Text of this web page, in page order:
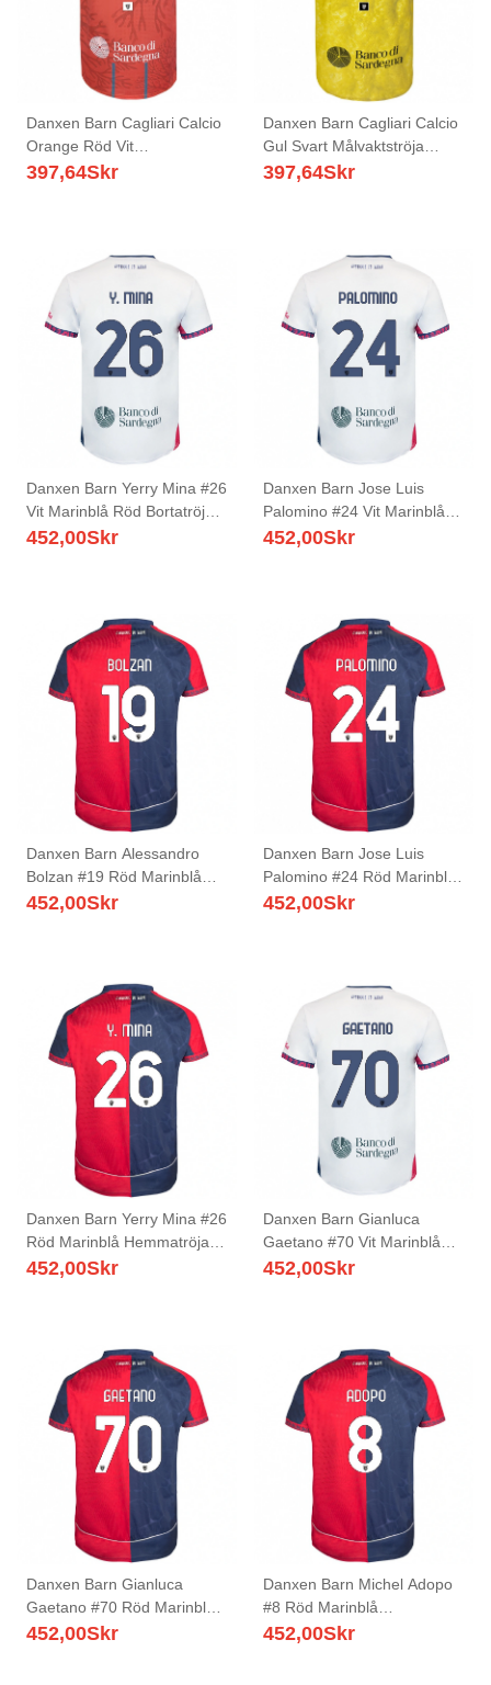
Danxen Barn Cagliari Calcio
Orange Röd Vit
Målvaktströja 2025/26 T-
397,64Skr
Danxen Barn Cagliari Calcio
Gul Svart Målvaktströja
2025/26 T-tröja
397,64Skr
Danxen Barn Yerry Mina #26
Vit Marinblå Röd Bortatröja
Matchtröjor 2025/26 Tröjor
452,00Skr
Danxen Barn Jose Luis
Palomino #24 Vit Marinblå
Röd Bortatröja Matchtröjor
452,00Skr
Danxen Barn Alessandro
Bolzan #19 Röd Marinblå
Hemmatröja Matchtröjor
452,00Skr
Danxen Barn Jose Luis
Palomino #24 Röd Marinblå
Hemmatröja Matchtröjor
452,00Skr
Danxen Barn Yerry Mina #26
Röd Marinblå Hemmatröja
Matchtröjor 2025/26 Tröjor
452,00Skr
Danxen Barn Gianluca
Gaetano #70 Vit Marinblå
Röd Bortatröja Matchtröjor
452,00Skr
Danxen Barn Gianluca
Gaetano #70 Röd Marinblå
Hemmatröja Matchtröjor
452,00Skr
Danxen Barn Michel Adopo
#8 Röd Marinblå
Hemmatröja Matchtröjor
452,00Skr